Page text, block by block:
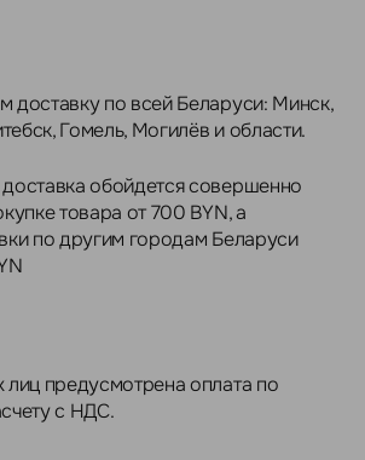
доставку по всей Беларуси: Минск,
Гомель, Могилёв и области.
обойдется совершенно
товара от 700 BYN, а
по другим городам Беларуси
предусмотрена оплата по
с НДС.